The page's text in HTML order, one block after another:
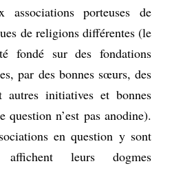
associations porteuses de
de religions différentes (le
fondé sur des fondations
par des bonnes sœurs, des
autres initiatives et bonnes
n’est pas anodine).
en question y sont
leurs dogmes